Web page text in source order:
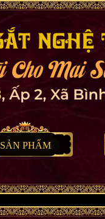
SẢN PHẨM